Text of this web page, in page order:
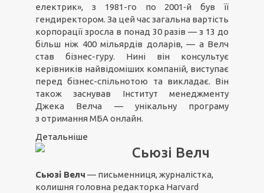
електрик», з 1981-го по 2001‑й був її
гендиректором. За цей час загальна вартість
корпорації зросла в понад 30 разів — з 13 до
більш ніж 400 мільярдів доларів, — а Велч
став бізнес-гуру. Нині він консультує
керівників найвідоміших компаній, виступає
перед бізнес-спільнотою та викладає. Він
також заснував Інститут менеджменту
Джека Велча — унікальну програму
з отримання MБA онлайн.
Детальніше
Сьюзі Велч
Сьюзі Велч — письменниця, журналістка,
колишня головна редакторка Harvard